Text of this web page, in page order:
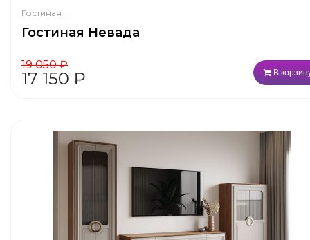
Гостиная
Гостиная Невада
19 050₽
17 150 ₽ В